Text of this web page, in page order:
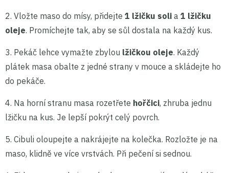
2. Vložte maso do mísy, přidejte 1 lžičku soli a 1 lžičku
oleje. Promíchejte tak, aby se sůl dostala na každý kus.
3. Pekáč lehce vymažte zbylou lžičkou oleje. Každý
plátek masa obalte z jedné strany v mouce a skládejte ho
do pekáče.
4. Na horní stranu masa rozetřete hořčici, zhruba jednu
lžičku na kus. Je lepší pokrýt celý povrch.
5. Cibuli oloupejte a nakrájejte na kolečka. Rozložte je na
maso, klidně ve více vrstvách. Při pečení si sednou.